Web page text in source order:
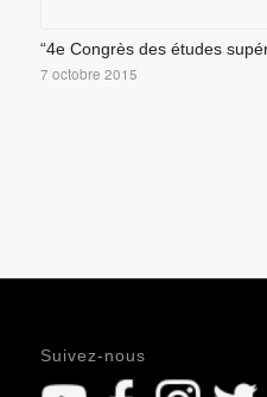
“4e Congrès des études
7 octobre 2015
Suivez-nous